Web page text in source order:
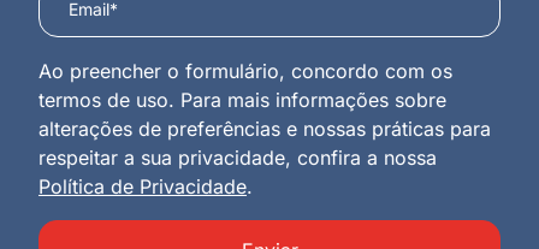
Ao preencher o formulário, concordo com os
termos de uso. Para mais informações sobre
alterações de preferências e nossas práticas para
respeitar a sua privacidade, confira a nossa
Política de Privacidade.